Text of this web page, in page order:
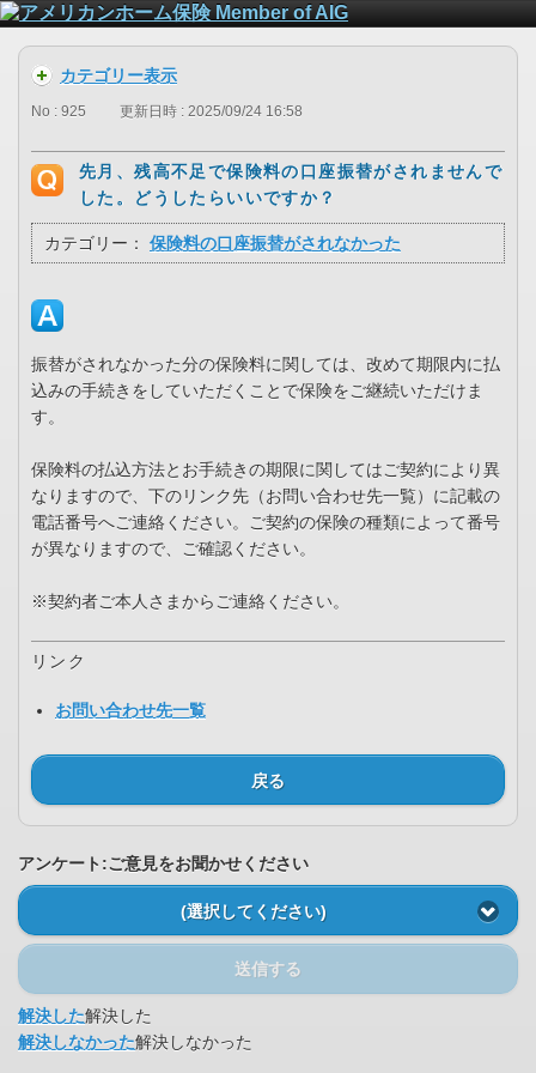
カテゴリー表示
No : 925 更新日時 : 2025/09/24 16:58
先月、残高不足で保険料の口座振替がされませんで
した。どうしたらいいですか？
カテゴリー： 保険料の口座振替がされなかった
振替がされなかった分の保険料に関しては、改めて期限内に払
込みの手続きをしていただくことで保険をご継続いただけま
す。
保険料の払込方法とお手続きの期限に関してはご契約により異
なりますので、下のリンク先（お問い合わせ先一覧）に記載の
電話番号へご連絡ください。ご契約の保険の種類によって番号
が異なりますので、ご確認ください。
※契約者ご本人さまからご連絡ください。
リンク
お問い合わせ先一覧
戻る
アンケート:ご意見をお聞かせください
(選択してください)
送信する
解決した解決した
解決しなかった解決しなかった